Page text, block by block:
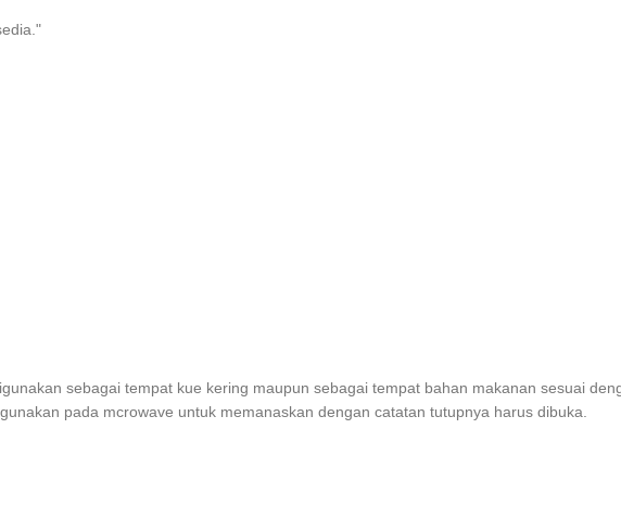
sebagai tempat kue kering maupun sebagai tempat bahan makanan sesuai
pada mcrowave untuk memanaskan dengan catatan tutupnya harus dibuka.